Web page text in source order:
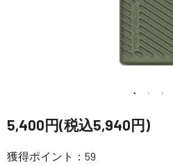
サポート・Q&A / 法人・学生のお客様
5,400円(税込5,940円)
獲得ポイント：59